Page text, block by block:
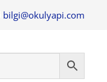
bilgi@okulyapi.com